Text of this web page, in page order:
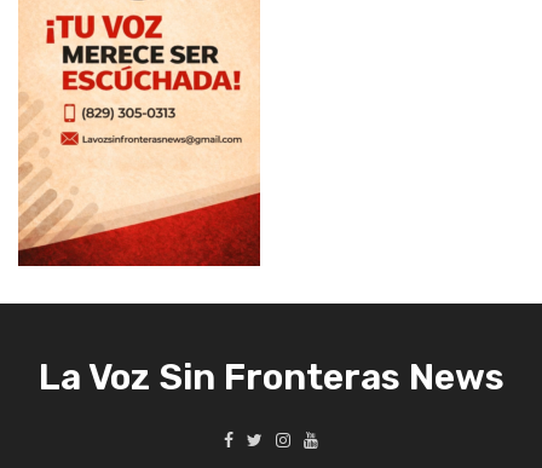
La Voz Sin Fronteras News